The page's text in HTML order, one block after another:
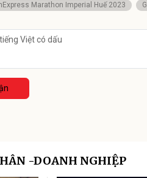
Marathon Imperial Huế 2023
-DOANH NGHIỆP